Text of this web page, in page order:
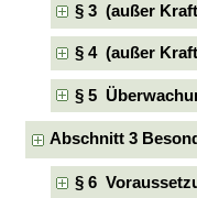
§ 3 (außer
§ 4 (außer
§ 5
Abschnitt 3
§ 6